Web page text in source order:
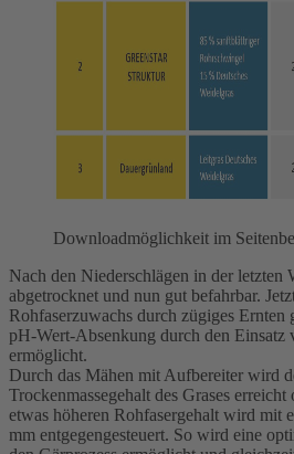
Downloadmöglichkeit im
Nach den Niederschlägen in der letzten
abgetrocknet und nun gut befahrbar.
Rohfaserzuwachs durch zügiges Ernten
pH-Wert-Absenkung durch den Einsatz
ermöglicht.
Durch das Mähen mit Aufbereiter wird
Trockenmassegehalt des Grases
etwas höheren Rohfasergehalt wird mit
mm entgegengesteuert. So wird eine